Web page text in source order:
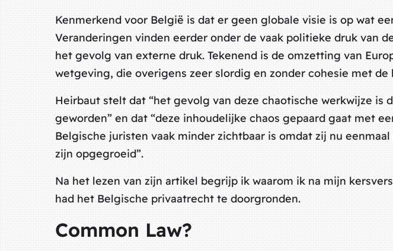
Kenmerkend voor België is dat er geen globale visie is op wat
Veranderingen vinden eerder onder de vaak politieke druk van
het gevolg van externe druk. Tekenend is de omzetting van
wetgeving, die overigens zeer slordig en zonder cohesie met
Heirbaut stelt dat “het gevolg van deze chaotische werkwijze is
geworden” en dat “deze inhoudelijke chaos gepaard gaat met
Belgische juristen vaak minder zichtbaar is omdat zij nu
zijn opgegroeid”.
Na het lezen van zijn artikel begrijp ik waarom ik na mijn
had het Belgische privaatrecht te doorgronden.
Common Law?